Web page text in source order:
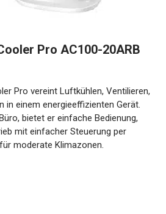
Pro AC100-20ARB
Pro vereint Luftkühlen, Ventilieren,
in einem energieeffizienten Gerät.
bietet er einfache Bedienung,
mit einfacher Steuerung per
moderate Klimazonen.